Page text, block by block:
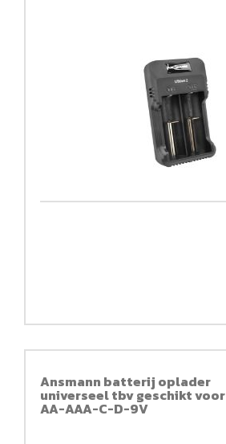
Ansmann batterij oplader
universeel tbv geschikt voor
AA-AAA-C-D-9V